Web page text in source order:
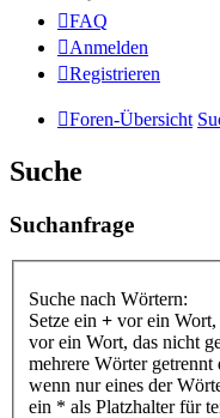
FAQ
Anmelden
Registrieren
Foren-Übersicht
Suche
Suchanfrage
Suche nach Wörtern:
Setze ein + vor ein Wort,
vor ein Wort, das nicht
mehrere Wörter getrennt
wenn nur eines der
ein * als Platzhalter für